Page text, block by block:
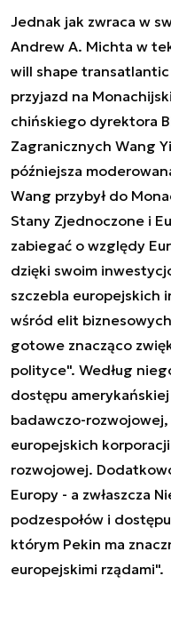
Jednak jak zwraca w
Andrew A. Michta w
will shape
przyjazd na
chińskiego dyrektora
Zagranicznych Wang
późniejsza
Wang przybył do
Stany Zjednoczone i
zabiegać o względy
dzięki swoim
szczebla europejskich
wśród elit
gotowe znacząco
polityce". Według
dostępu
badawczo-
europejskich
rozwojowej.
Europy - a zwłaszcza
podzespołów i
którym Pekin ma
europejskimi rządami".